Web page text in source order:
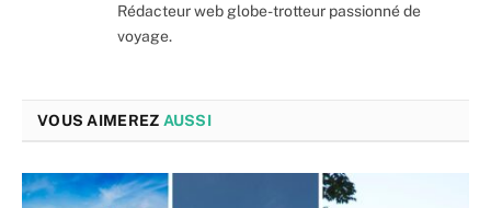
Rédacteur web globe-trotteur passionné de
voyage.
VOUS AIMEREZ AUSSI